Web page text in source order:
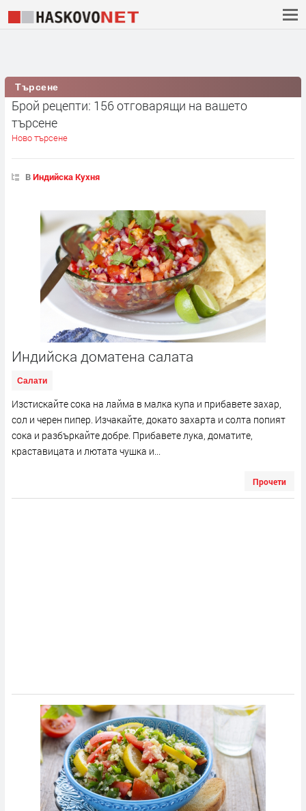
Търсене
Брой рецепти: 156 отговарящи на вашето
търсене
Ново търсене
ВИндийска Кухня
Индийска доматена салата
Салати
Изстискайте сока на лайма в малка купа и прибавете захар,
сол и черен пипер. Изчакайте, докато захарта и солта попият
сока и разбъркайте добре. Прибавете лука, доматите,
краставицата и лютата чушка и...
Прочети